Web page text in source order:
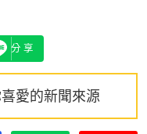
分享
愛的新聞來源